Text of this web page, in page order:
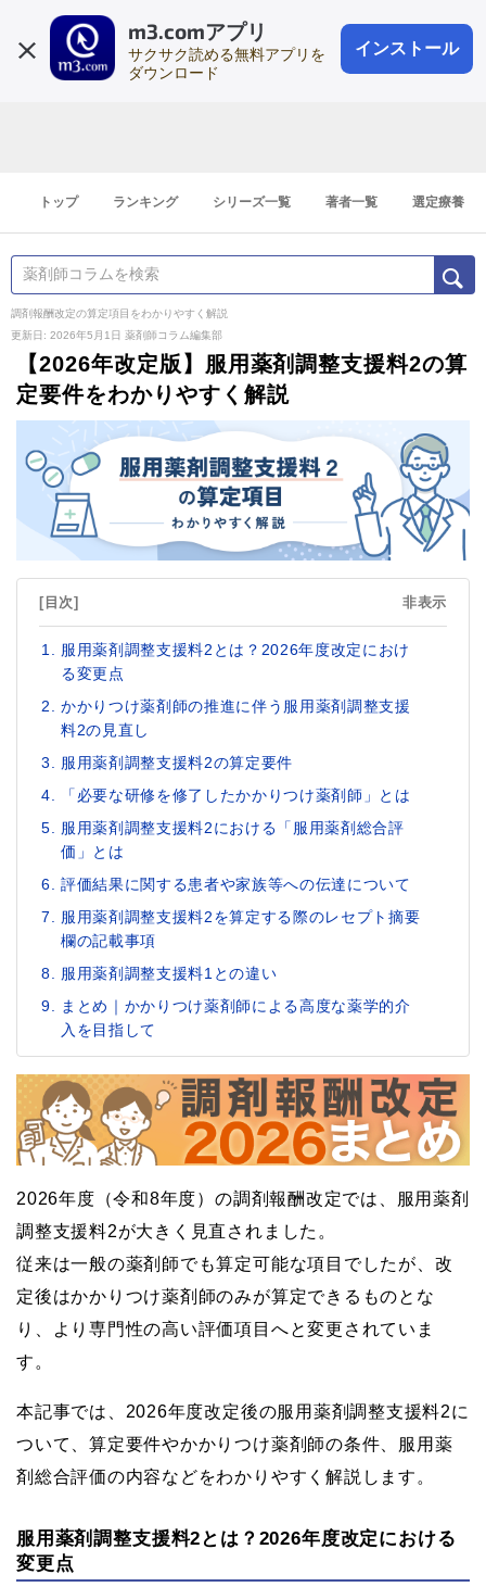
m3.comアプリ
サクサク読める無料アプリを
ダウンロード
インストール
会員登録
登録1分
トップ ランキング シリーズ一覧 著者一覧 選定療養
調剤報酬改定の算定項目をわかりやすく解説
更新日: 2026年5月1日 薬剤師コラム編集部
【2026年改定版】服用薬剤調整支援料2の算
定要件をわかりやすく解説
[目次] 非表示
服用薬剤調整支援料2とは？2026年度改定におけ
る変更点
かかりつけ薬剤師の推進に伴う服用薬剤調整支援
料2の見直し
服用薬剤調整支援料2の算定要件
「必要な研修を修了したかかりつけ薬剤師」とは
服用薬剤調整支援料2における「服用薬剤総合評
価」とは
評価結果に関する患者や家族等への伝達について
服用薬剤調整支援料2を算定する際のレセプト摘要
欄の記載事項
服用薬剤調整支援料1との違い
まとめ｜かかりつけ薬剤師による高度な薬学的介
入を目指して
2026年度（令和8年度）の調剤報酬改定では、服用薬剤
調整支援料2が大きく見直されました。
従来は一般の薬剤師でも算定可能な項目でしたが、改
定後はかかりつけ薬剤師のみが算定できるものとな
り、より専門性の高い評価項目へと変更されていま
す。
本記事では、2026年度改定後の服用薬剤調整支援料2に
ついて、算定要件やかかりつけ薬剤師の条件、服用薬
剤総合評価の内容などをわかりやすく解説します。
服用薬剤調整支援料2とは？2026年度改定における
変更点